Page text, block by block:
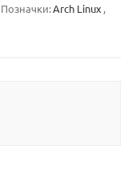
Позначки:Arch Linux ,